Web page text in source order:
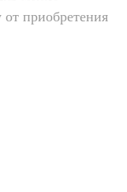
от приобретения